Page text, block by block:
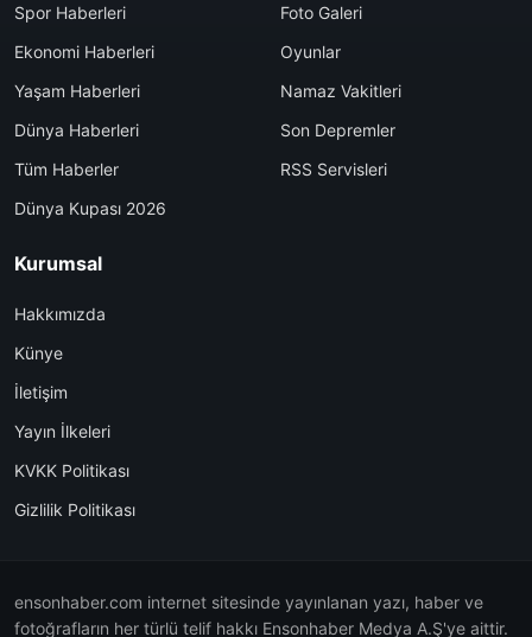
Spor Haberleri
Ekonomi Haberleri
Yaşam Haberleri
Dünya Haberleri
Tüm Haberler
Dünya Kupası 2026
Foto Galeri
Oyunlar
Namaz Vakitleri
Son Depremler
RSS Servisleri
Kurumsal
Hakkımızda
Künye
İletişim
Yayın İlkeleri
KVKK Politikası
Gizlilik Politikası
ensonhaber.com internet sitesinde yayınlanan yazı, haber ve
fotoğrafların her türlü telif hakkı Ensonhaber Medya A.Ş'ye aittir.